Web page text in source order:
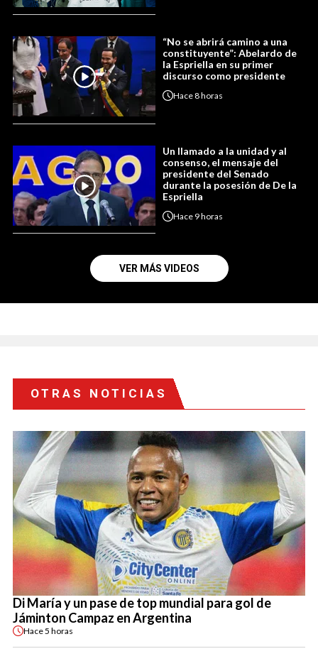
“No se abrirá camino a una
constituyente”: Abelardo de
la Espriella en su primer
discurso como presidente
Hace8 horas
Un llamado a la unidad y al
consenso, el mensaje del
presidente del Senado
durante la posesión de De la
Espriella
Hace 9 horas
VER MÁS VIDEOS
OTRAS NOTICIAS
Di María y un pase de top mundial para gol de
Jáminton Campaz en Argentina
Hace5 horas